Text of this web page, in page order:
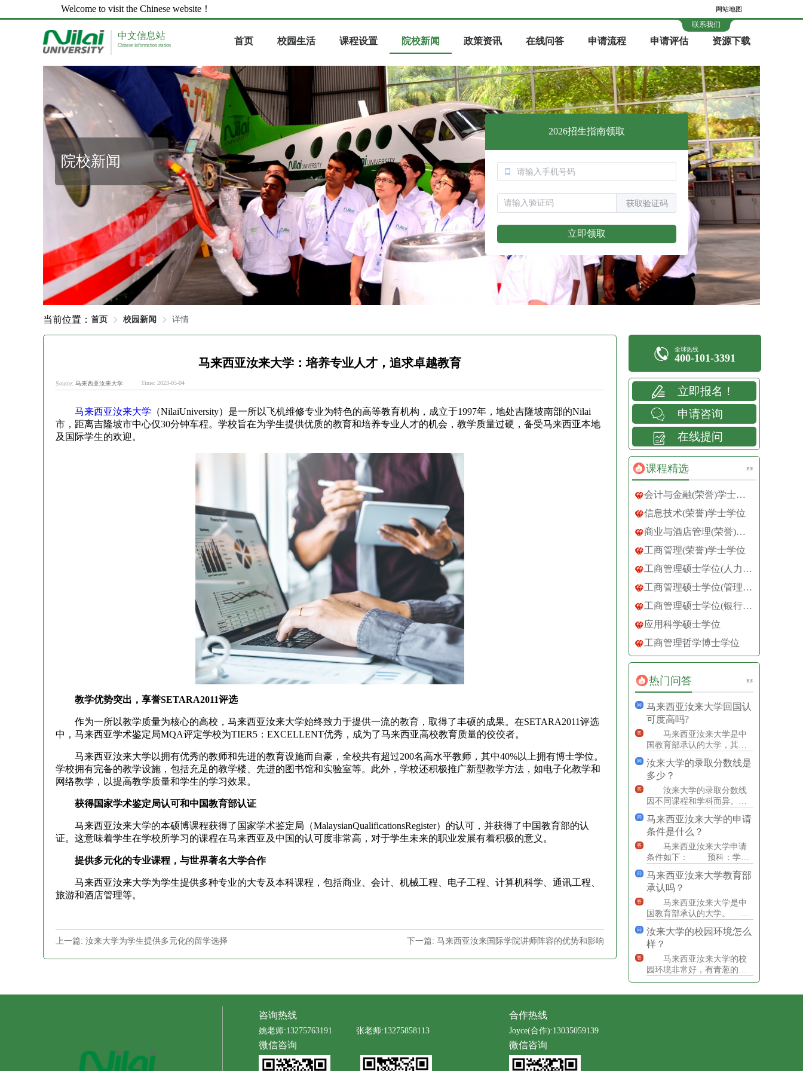
Welcome to visit the Chinese website！ 网站地图
中文信息站
Chinese information station 首页 校园生活 课程设置 院校新闻 政策资讯 在线问答 申请流程 申请评估 资源下载
联系我们
院校新闻
2026招生指南领取
获取验证码
立即领取
当前位置： 首页 校园新闻 详情
马来西亚汝来大学：培养专业人才，追求卓越教育
Source: 马来西亚汝来大学 Time: 2023-05-04
马来西亚汝来大学 （NilaiUniversity）是一所以飞机维修专业为特色的高等教育机构，成立于1997年，地处吉隆坡南部的Nilai
市，距离吉隆坡市中心仅30分钟车程。学校旨在为学生提供优质的教育和培养专业人才的机会，教学质量过硬，备受马来西亚本地
及国际学生的欢迎。
教学优势突出，享誉SETARA2011评选
作为一所以教学质量为核心的高校，马来西亚汝来大学始终致力于提供一流的教育，取得了丰硕的成果。在SETARA2011评选
中，马来西亚学术鉴定局MQA评定学校为TIER5：EXCELLENT优秀，成为了马来西亚高校教育质量的佼佼者。
马来西亚汝来大学以拥有优秀的教师和先进的教育设施而自豪，全校共有超过200名高水平教师，其中40%以上拥有博士学位。
学校拥有完备的教学设施，包括充足的教学楼、先进的图书馆和实验室等。此外，学校还积极推广新型教学方法，如电子化教学和
网络教学，以提高教学质量和学生的学习效果。
获得国家学术鉴定局认可和中国教育部认证
马来西亚汝来大学的本硕博课程获得了国家学术鉴定局（MalaysianQualificationsRegister）的认可，并获得了中国教育部的认
证。这意味着学生在学校所学习的课程在马来西亚及中国的认可度非常高，对于学生未来的职业发展有着积极的意义。
提供多元化的专业课程，与世界著名大学合作
马来西亚汝来大学为学生提供多种专业的大专及本科课程，包括商业、会计、机械工程、电子工程、计算机科学、通讯工程、
旅游和酒店管理等。
上一篇: 汝来大学为学生提供多元化的留学选择 下一篇: 马来西亚汝来国际学院讲师阵容的优势和影响
全球热线
400-101-3391
立即报名！
申请咨询
在线提问
课程精选
会计与金融(荣誉)学士学位
信息技术(荣誉)学士学位
商业与酒店管理(荣誉)学士学位
工商管理(荣誉)学士学位
工商管理硕士学位(人力资源管理)
工商管理硕士学位(管理学)
工商管理硕士学位(银行与金融)
应用科学硕士学位
工商管理哲学博士学位
更多
热门问答
问
马来西亚汝来大学回国认
可度高吗?
答
马来西亚汝来大学是中
国教育部承认的大学，其学
汝来大学的学历受到全球认
可，
问
汝来大学的录取分数线是
多少？
答
汝来大学的录取分数线
因不同课程和学科而异。具
校的官方网站或招生办公室
的最
问
马来西亚汝来大学的申请
条件是什么？
答
马来西亚汝来大学申请
条件如下： 预科：学历
要求为高二读完或以上学
历，各科成绩达到75%；英
语
问
马来西亚汝来大学教育部
承认吗？
答
马来西亚汝来大学是中
国教育部承认的大学。
根据马来西亚教育部的正规
网站，汝来大学是一所经过
认
问
汝来大学的校园环境怎么
样？
答
马来西亚汝来大学的校
园环境非常好，有青葱的绿
地和现代化的设施，为学生
更多
咨询热线
姚老师:13275763191 张老师:13275858113
微信咨询
合作热线
Joyce(合作):13035059139
微信咨询